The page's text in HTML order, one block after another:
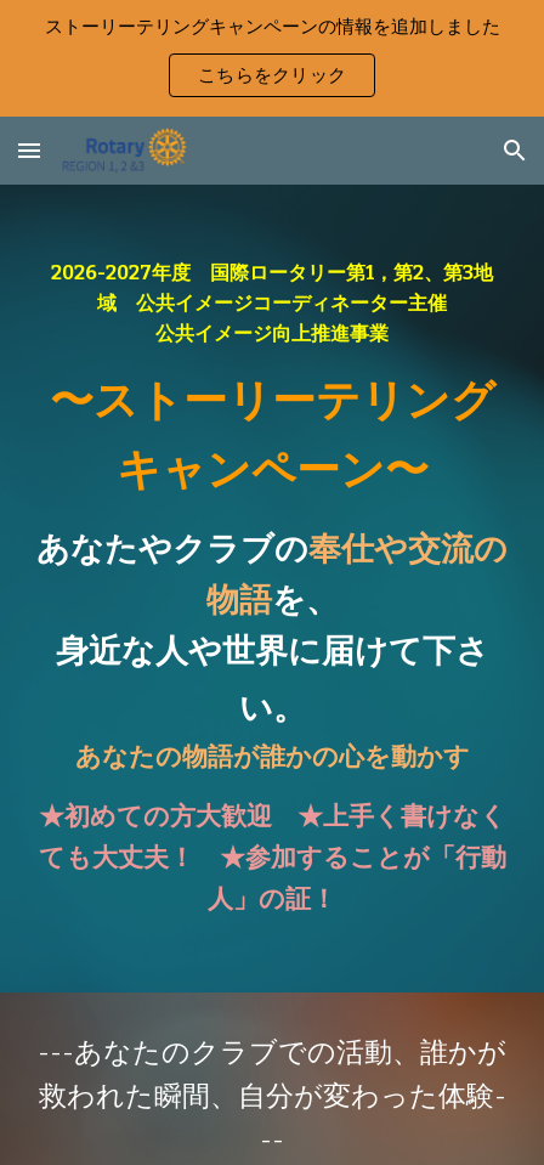
ストーリーテリングキャンペーンの情報を追加しました
こちらをクリック
2026-2027年度 国際ロータリー第1，第2、第3地
域 公共イメージコーディネーター主催
公共イメージ向上推進事業
〜ストーリーテリング
キャンペーン〜
あなたやクラブの奉仕や交流の
物語を、
身近な人や世界に届けて下さ
い。
あなたの物語が誰かの心を動かす
★初めての方大歓迎 ★上手く書けなく
ても大丈夫！ ★参加することが「行動
人」の証！
---あなたのクラブでの活動、誰かが
救われた瞬間、自分が変わった体験-
--